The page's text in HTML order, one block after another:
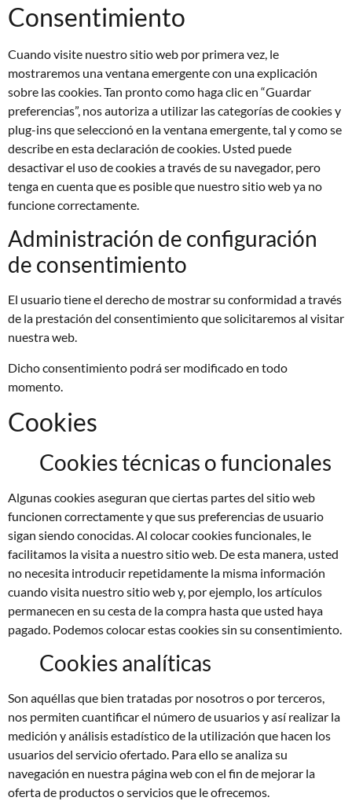
Consentimiento
Cuando visite nuestro sitio web por primera vez, le
mostraremos una ventana emergente con una explicación
sobre las cookies. Tan pronto como haga clic en “Guardar
preferencias”, nos autoriza a utilizar las categorías de cookies y
plug-ins que seleccionó en la ventana emergente, tal y como se
describe en esta declaración de cookies. Usted puede
desactivar el uso de cookies a través de su navegador, pero
tenga en cuenta que es posible que nuestro sitio web ya no
funcione correctamente.
Administración de configuración
de consentimiento
El usuario tiene el derecho de mostrar su conformidad a través
de la prestación del consentimiento que solicitaremos al visitar
nuestra web.
Dicho consentimiento podrá ser modificado en todo
momento.
Cookies
Cookies técnicas o funcionales
Algunas cookies aseguran que ciertas partes del sitio web
funcionen correctamente y que sus preferencias de usuario
sigan siendo conocidas. Al colocar cookies funcionales, le
facilitamos la visita a nuestro sitio web. De esta manera, usted
no necesita introducir repetidamente la misma información
cuando visita nuestro sitio web y, por ejemplo, los artículos
permanecen en su cesta de la compra hasta que usted haya
pagado. Podemos colocar estas cookies sin su consentimiento.
Cookies analíticas
Son aquéllas que bien tratadas por nosotros o por terceros,
nos permiten cuantificar el número de usuarios y así realizar la
medición y análisis estadístico de la utilización que hacen los
usuarios del servicio ofertado. Para ello se analiza su
navegación en nuestra página web con el fin de mejorar la
oferta de productos o servicios que le ofrecemos.